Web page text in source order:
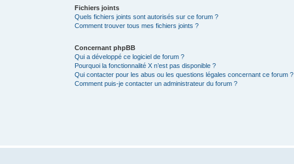
Fichiers joints
Quels fichiers joints sont autorisés sur ce forum ?
Comment trouver tous mes fichiers joints ?
Concernant phpBB
Qui a développé ce logiciel de forum ?
Pourquoi la fonctionnalité X n’est pas disponible ?
Qui contacter pour les abus ou les questions légales concernant ce forum ?
Comment puis-je contacter un administrateur du forum ?